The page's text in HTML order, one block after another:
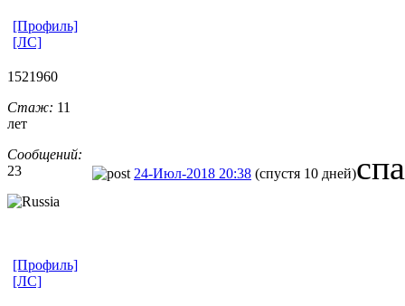
[Профиль]
[ЛС]
1521960
Стаж: 11
лет
Сообщений:
23
24-Июл-2018 20:38 (спустя 10 дней)
[Профиль]
[ЛС]